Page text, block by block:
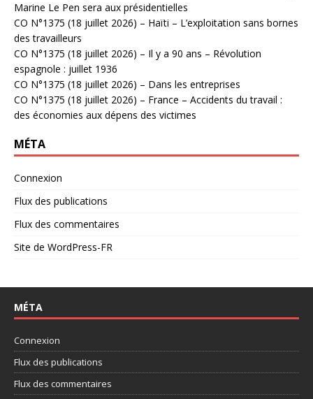
Marine Le Pen sera aux présidentielles
CO N°1375 (18 juillet 2026) – Haïti – L’exploitation sans bornes
des travailleurs
CO N°1375 (18 juillet 2026) – Il y a 90 ans – Révolution
espagnole : juillet 1936
CO N°1375 (18 juillet 2026) – Dans les entreprises
CO N°1375 (18 juillet 2026) – France – Accidents du travail :
des économies aux dépens des victimes
MÉTA
Connexion
Flux des publications
Flux des commentaires
Site de WordPress-FR
MÉTA
Connexion
Flux des publications
Flux des commentaires